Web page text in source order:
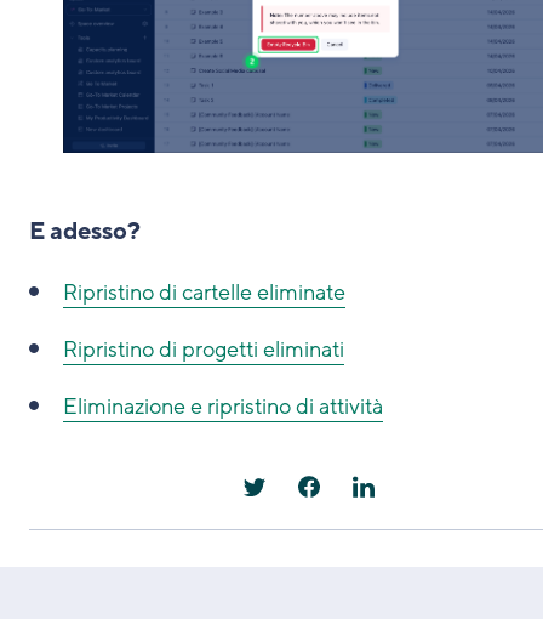
E adesso?
Ripristino di cartelle eliminate
Ripristino di progetti eliminati
Eliminazione e ripristino di attività